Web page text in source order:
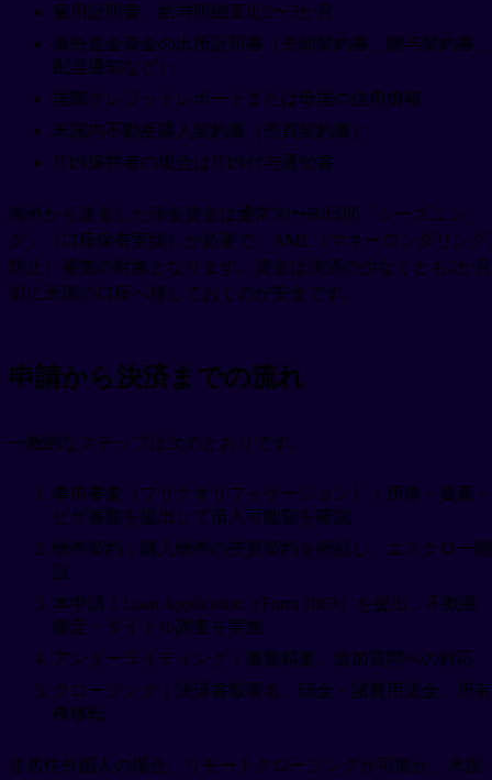
雇用証明書、給与明細直近2〜3か月
海外送金資金の出所証明書（売却契約書、贈与契約書、
配当通知など）
国際クレジットレポートまたは母国の信用情報
米国内不動産購入契約書（売買契約書）
ITIN保持者の場合はITIN付与通知書
海外から送金した頭金資金は通常30〜60日間「シーズニン
グ」（口座保有実績）が必要で、AML（マネーロンダリング
防止）審査の対象となります。資金は決済の少なくとも2か月
前に米国の口座へ移しておくのが安全です。
申請から決済までの流れ
一般的なステップは次のとおりです。
事前審査（プリクオリフィケーション）：所得・資産・
ビザ書類を提出して借入可能額を確認
物件契約：購入物件の売買契約を締結し、エスクロー開
設
本申請：Loan Application（Form 1003）を提出、不動産
鑑定・タイトル調査を実施
アンダーライティング：書類精査、追加質問への対応
クロージング：決済書類署名、頭金・諸費用送金、所有
権移転
非居住外国人の場合、リモートクロージングが可能か、米国